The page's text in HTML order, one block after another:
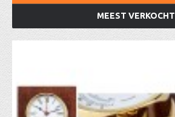
MEEST VERKOCHT